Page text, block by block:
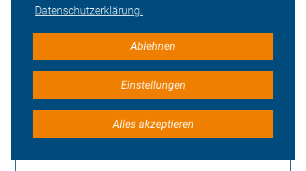
Datenschutzerklärung.
Ablehnen
Einstellungen
Alles akzeptieren
Gibt es einen Versicherungspartner des
ADFC?
Was ist der Unterschied zwischen